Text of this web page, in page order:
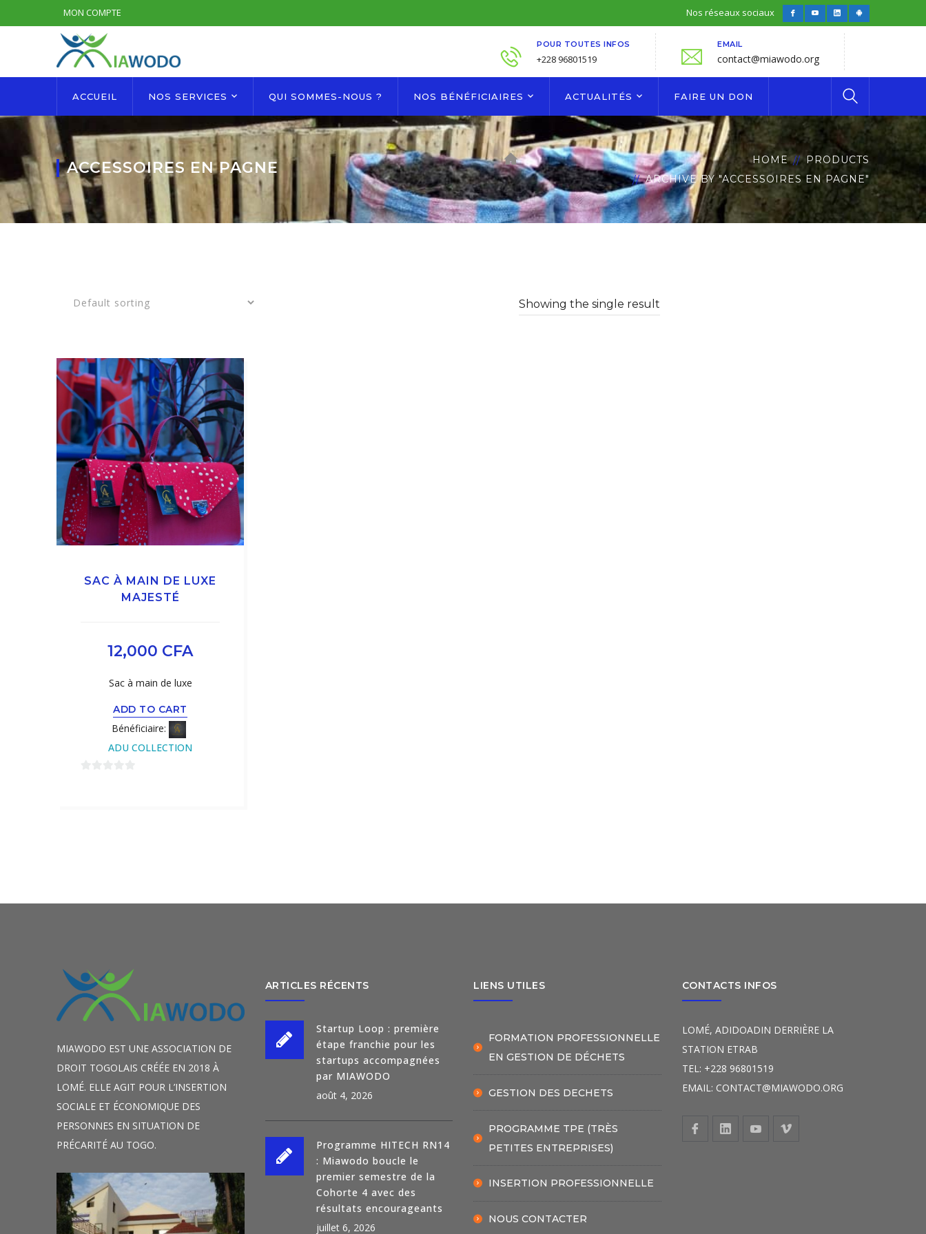
MON COMPTE Nos réseaux sociaux
FacebookYoutubeLinkedInAndroid
POUR TOUTES INFOS
+228 96801519
EMAIL
contact@miawodo.org
ACCUEIL NOS SERVICES QUI SOMMES-NOUS ? NOS BÉNÉFICIAIRES ACTUALITÉS FAIRE UN DON
ACCESSOIRES EN PAGNE HOME
PRODUCTS
ARCHIVE BY "ACCESSOIRES EN PAGNE"
Showing the single result
SAC À MAIN DE LUXE
MAJESTÉ
12,000 CFA
Sac à main de luxe
ADD TO CART
Bénéficiaire:
ADU COLLECTION
MIAWODO EST UNE ASSOCIATION DE
DROIT TOGOLAIS CRÉÉE EN 2018 À
LOMÉ. ELLE AGIT POUR L’INSERTION
SOCIALE ET ÉCONOMIQUE DES
PERSONNES EN SITUATION DE
PRÉCARITÉ AU TOGO.
ARTICLES RÉCENTS
Startup Loop : première
étape franchie pour les
startups accompagnées
par MIAWODO
août 4, 2026
Programme HITECH RN14
: Miawodo boucle le
premier semestre de la
Cohorte 4 avec des
résultats encourageants
juillet 6, 2026
LIENS UTILES
FORMATION PROFESSIONNELLE
EN GESTION DE DÉCHETS
GESTION DES DECHETS
PROGRAMME TPE (TRÈS
PETITES ENTREPRISES)
INSERTION PROFESSIONNELLE
NOUS CONTACTER
CONTACTS INFOS
LOMÉ, ADIDOADIN DERRIÈRE LA
STATION ETRAB
TEL: +228 96801519
EMAIL: CONTACT@MIAWODO.ORG